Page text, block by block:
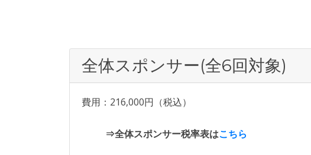
全体スポンサー(全6回対象)
費用：216,000円（税込）
⇒全体スポンサー税率表はこちら